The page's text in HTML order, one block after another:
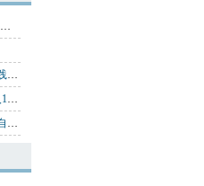
兴齐眼药: 2023年获得“省级绿色工厂”称号并通过“无废工厂”评审验收, 全面加快绿色低碳转型
2024年全省文明实践精品项目交流暨文明实践志愿服务大集开集
喜悦智行（301198）8月16日主力资金净买入190.72万元
隋唐史丨大唐归义军：河西沦陷七十年后，自发光复河西，消亡于北宋初年